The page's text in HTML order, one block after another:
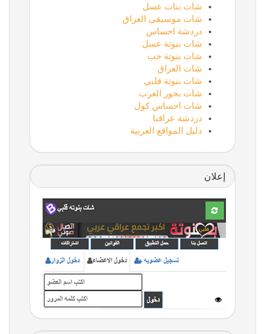
شات بنات عسل
شات موسيقى العراق
دردشة احساس
شات بنوتة عسل
شات بنوتة حب
شات العراق
شات بنوتة قلبي
شات بحور العرب
شات احساس كول
دردشة عراقنا
دليل المواقع العربية
إعلان